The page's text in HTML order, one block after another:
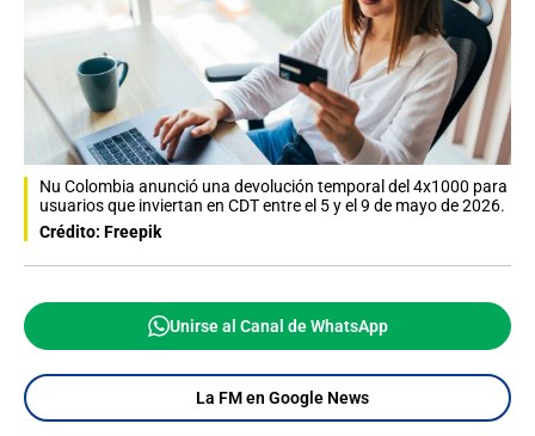
Nu Colombia anunció una devolución temporal del 4x1000 para
usuarios que inviertan en CDT entre el 5 y el 9 de mayo de 2026.
Crédito: Freepik
Unirse al Canal de WhatsApp
La FM en Google News